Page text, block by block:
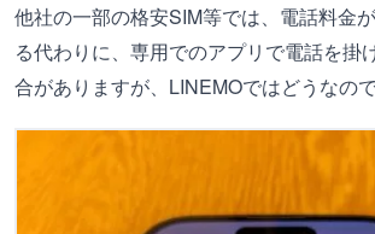
他社の一部の格安SIM等では、電話料金
る代わりに、専用でのアプリで電話を掛
合がありますが、LINEMOではどうなの